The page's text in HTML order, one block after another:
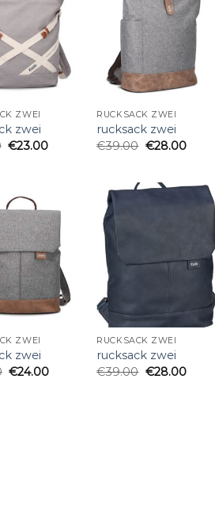
ZWEI
zwei
€23.00
RUCKSACK ZWEI
rucksack zwei
€39.00 €28.00
ZWEI
zwei
€24.00
RUCKSACK ZWEI
rucksack zwei
€39.00 €28.00